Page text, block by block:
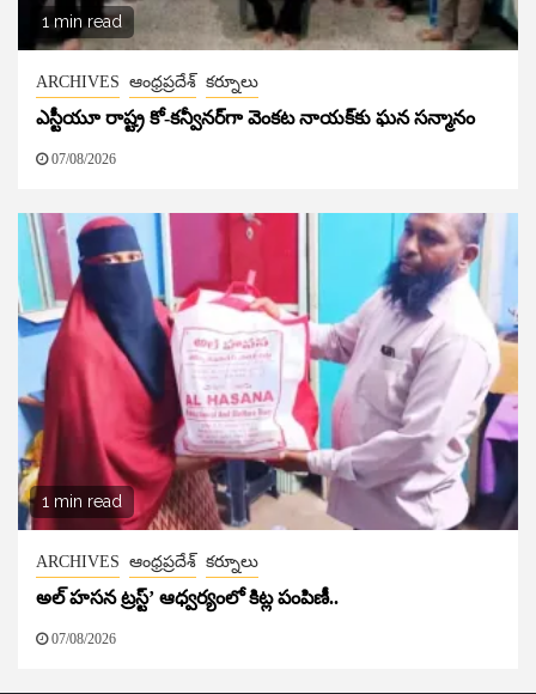
1 min read
ARCHIVES ఆంధ్రప్రదేశ్ కర్నూలు
ఎస్టీయూ రాష్ట్ర కో-కన్వీనర్‌గా వెంకట నాయక్‌కు ఘన సన్మానం
07/08/2026
1 min read
ARCHIVES ఆంధ్రప్రదేశ్ కర్నూలు
అల్ హసన ట్రస్ట్’ ఆధ్వర్యంలో కిట్ల పంపిణీ..
07/08/2026